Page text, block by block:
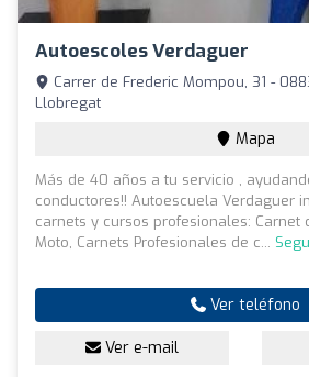
Autoescoles Verdaguer
Carrer de Frederic Mompou, 31 -
Llobregat
Mapa
Más de 40 años a tu servicio ,
conductores!! Autoescuela Verdaguer
carnets y cursos profesionales: Carnet
Moto, Carnets Profesionales de c...
Ver teléfono
Ver e-mail